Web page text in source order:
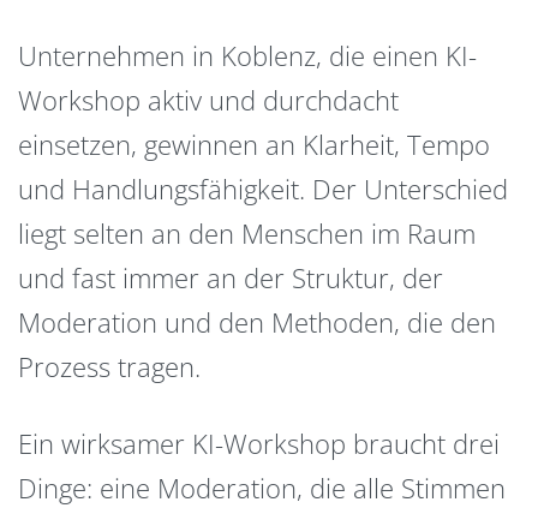
Unternehmen in Koblenz, die einen KI-
Workshop aktiv und durchdacht
einsetzen, gewinnen an Klarheit, Tempo
und Handlungsfähigkeit. Der Unterschied
liegt selten an den Menschen im Raum
und fast immer an der Struktur, der
Moderation und den Methoden, die den
Prozess tragen.
Ein wirksamer KI-Workshop braucht drei
Dinge: eine Moderation, die alle Stimmen